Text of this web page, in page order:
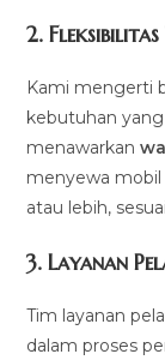
2.
Kami mengerti
kebutuhan
menawarkan
menyewa mobil
atau lebih,
3.Layanan
Tim layanan
dalam proses